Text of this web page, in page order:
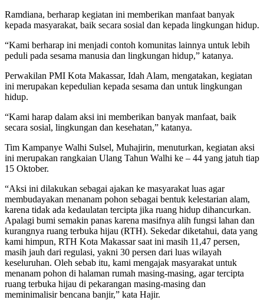
Ramdiana, berharap kegiatan ini memberikan manfaat banyak
kepada masyarakat, baik secara sosial dan kepada lingkungan hidup.
“Kami berharap ini menjadi contoh komunitas lainnya untuk lebih
peduli pada sesama manusia dan lingkungan hidup,” katanya.
Perwakilan PMI Kota Makassar, Idah Alam, mengatakan, kegiatan
ini merupakan kepedulian kepada sesama dan untuk lingkungan
hidup.
“Kami harap dalam aksi ini memberikan banyak manfaat, baik
secara sosial, lingkungan dan kesehatan,” katanya.
Tim Kampanye Walhi Sulsel, Muhajirin, menuturkan, kegiatan aksi
ini merupakan rangkaian Ulang Tahun Walhi ke – 44 yang jatuh tiap
15 Oktober.
“Aksi ini dilakukan sebagai ajakan ke masyarakat luas agar
membudayakan menanam pohon sebagai bentuk kelestarian alam,
karena tidak ada kedaulatan tercipta jika ruang hidup dihancurkan.
Apalagi bumi semakin panas karena masifnya alih fungsi lahan dan
kurangnya ruang terbuka hijau (RTH). Sekedar diketahui, data yang
kami himpun, RTH Kota Makassar saat ini masih 11,47 persen,
masih jauh dari regulasi, yakni 30 persen dari luas wilayah
keseluruhan. Oleh sebab itu, kami mengajak masyarakat untuk
menanam pohon di halaman rumah masing-masing, agar tercipta
ruang terbuka hijau di pekarangan masing-masing dan
meminimalisir bencana banjir,” kata Hajir.